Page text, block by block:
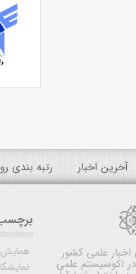
آخرین اخبار رتبه بندی
علمی کشور
اکوسیستم علمی
همایش